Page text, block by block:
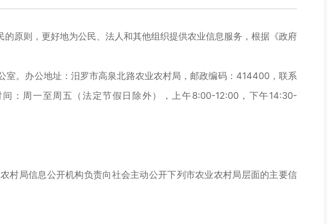
原则，更好地为公民、法人和其他组织提供农业信息服务，根据《政府
。办公地址：汨罗市高泉北路农业农村局，邮政编码：414400，联系
间：周一至周五（法定节假日除外），上午8:00-12:00，下午14:30-
村局信息公开机构负责向社会主动公开下列市农业农村局层面的主要信